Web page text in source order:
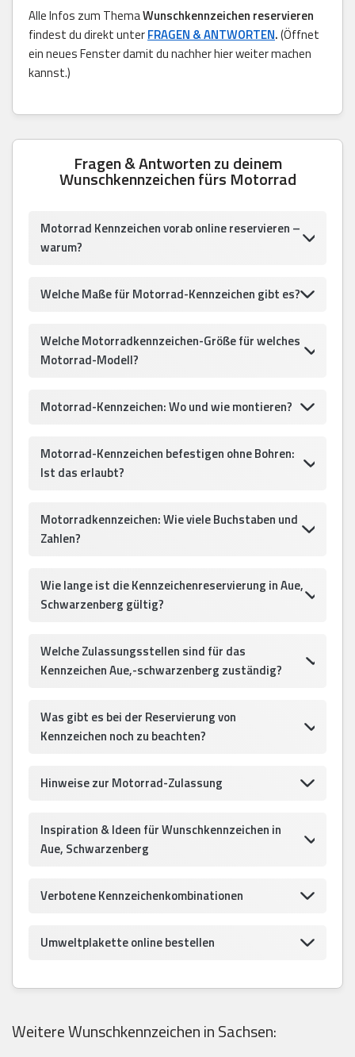
Alle Infos zum ThemaWunschkennzeichen reservieren
findest du direkt unterFRAGEN & ANTWORTEN.(Öffnet
ein neues Fenster damit du nachher hier weiter machen
kannst.)
Fragen & Antworten zu deinem
Wunschkennzeichen fürs Motorrad
Motorrad Kennzeichen vorab online reservieren –
warum?
Welche Maße für Motorrad-Kennzeichen gibt es?
Welche Motorradkennzeichen-Größe für welches
Motorrad-Modell?
Motorrad-Kennzeichen: Wo und wie montieren?
Motorrad-Kennzeichen befestigen ohne Bohren:
Ist das erlaubt?
Motorradkennzeichen: Wie viele Buchstaben und
Zahlen?
Wie lange ist die Kennzeichenreservierung in Aue,
Schwarzenberg gültig?
Welche Zulassungsstellen sind für das
Kennzeichen Aue,-schwarzenberg zuständig?
Was gibt es bei der Reservierung von
Kennzeichen noch zu beachten?
Hinweise zur Motorrad-Zulassung
Inspiration & Ideen für Wunschkennzeichen in
Aue, Schwarzenberg
Verbotene Kennzeichenkombinationen
Umweltplakette online bestellen
Weitere Wunschkennzeichen in Sachsen: